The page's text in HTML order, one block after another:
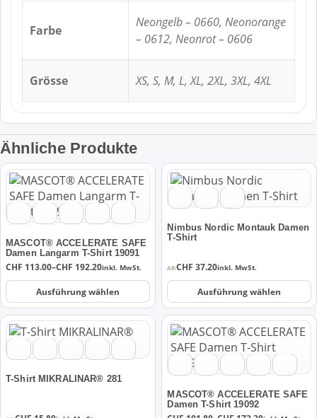
Farbe
Neongelb – 0660, Neonorange
– 0612, Neonrot – 0606
Grösse XS, S, M, L, XL, 2XL, 3XL, 4XL
Ähnliche Produkte
MASCOT® ACCELERATE SAFE
Damen Langarm T-Shirt 19091
CHF 113.00–CHF 192.20
Preisspanne:
bis
CHF 192.20
inkl. MwSt.
Ausführung wählen
Dieses
Produkt
weist
mehrere
Varianten
auf.
Die
Optionen
können
auf
der
Produktseite
gewählt
werden
Nimbus Nordic Montauk Damen
T-Shirt
AB:CHF 37.20inkl. MwSt.
Ausführung wählen
Dieses
Produkt
weist
mehrere
Varianten
Die
Optionen
können
auf
der
Produktseite
gewählt
werden
T-Shirt MIKRALINAR® 281
Dieses
Produkt
weist
mehrere
MASCOT® ACCELERATE SAFE
Damen T-Shirt 19092
Dieses
Produkt
weist
mehrere
Varianten
auf.